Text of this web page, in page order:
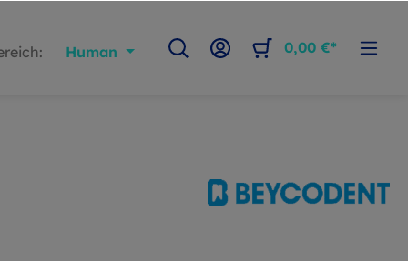
Human 0,00 €*